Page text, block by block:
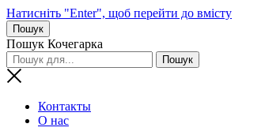
Натисніть "Enter", щоб перейти до вмісту
Пошук
Пошук Кочегарка
Контакты
О нас